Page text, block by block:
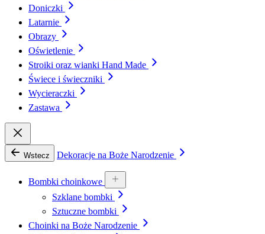
Doniczki
Latarnie
Obrazy
Oświetlenie
Stroiki oraz wianki Hand Made
Świece i świeczniki
Wycieraczki
Zastawa
Wstecz Dekoracje na Boże Narodzenie
Bombki choinkowe
Szklane bombki
Sztuczne bombki
Choinki na Boże Narodzenie